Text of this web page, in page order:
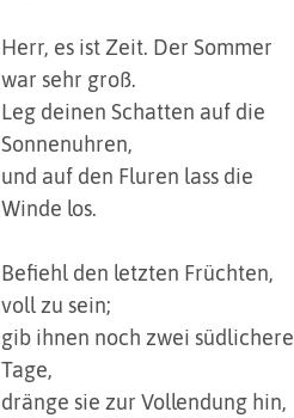
Herr, es ist Zeit. Der Sommer
war sehr groß.
Leg deinen Schatten auf die
Sonnenuhren,
und auf den Fluren lass die
Winde los.
Befiehl den letzten Früchten,
voll zu sein;
gib ihnen noch zwei südlichere
Tage,
dränge sie zur Vollendung hin,